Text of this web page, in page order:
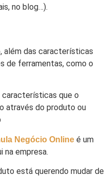
no blog…).
além das características
de ferramentas, como o
características que o
através do produto ou
Negócio Online é um
na empresa.
está querendo mudar de